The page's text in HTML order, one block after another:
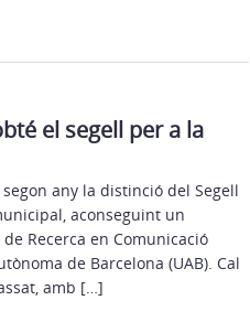
el segell per a la
any la distinció del Segell
aconseguint un
Recerca en Comunicació
de Barcelona (UAB). Cal
amb […]